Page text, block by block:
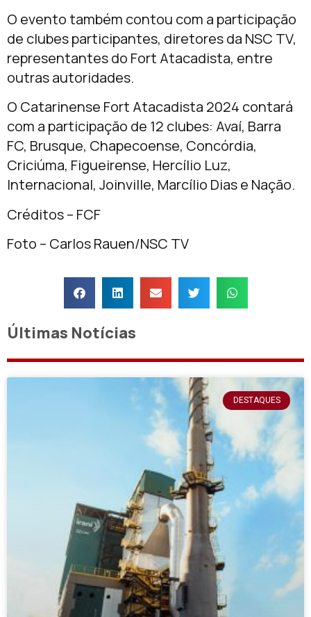
O evento também contou com a participação
de clubes participantes, diretores da NSC TV,
representantes do Fort Atacadista, entre
outras autoridades.
O Catarinense Fort Atacadista 2024 contará
com a participação de 12 clubes: Avaí, Barra
FC, Brusque, Chapecoense, Concórdia,
Criciúma, Figueirense, Hercílio Luz,
Internacional, Joinville, Marcílio Dias e Nação.
Créditos – FCF
Foto – Carlos Rauen/NSC TV
Últimas Notícias
DESTAQUES